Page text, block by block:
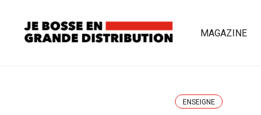
MAGAZINE
ENSEIGNE